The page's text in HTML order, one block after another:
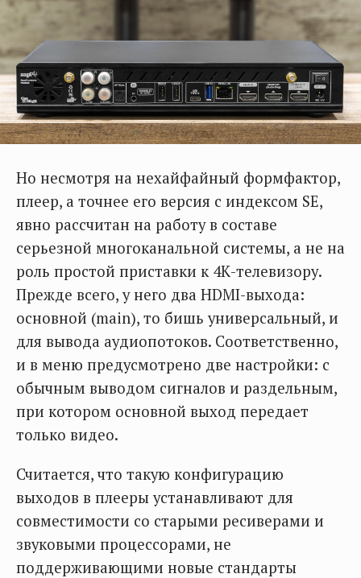
Но несмотря на нехайфайный формфактор,
плеер, а точнее его версия с индексом SE,
явно рассчитан на работу в составе
серьезной многоканальной системы, а не на
роль простой приставки к 4К-телевизору.
Прежде всего, у него два HDMI-выхода:
основной (main), то бишь универсальный, и
для вывода аудиопотоков. Соответственно,
и в меню предусмотрено две настройки: с
обычным выводом сигналов и раздельным,
при котором основной выход передает
только видео.
Считается, что такую конфигурацию
выходов в плееры устанавливают для
совместимости со старыми ресиверами и
звуковыми процессорами, не
поддерживающими новые стандарты